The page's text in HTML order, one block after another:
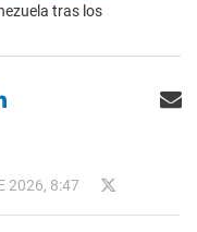
tras los
2026, 8:47